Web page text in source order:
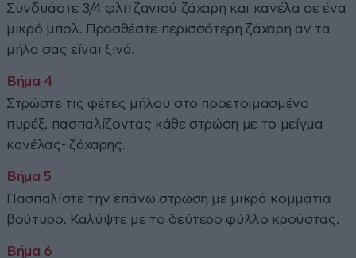
Συνδυάστε 3/4 φλιτζανιού ζάχαρη και κανέλα σε ένα
μικρό μπολ. Προσθέστε περισσότερη ζάχαρη αν τα
μήλα σας είναι ξινά.
Στρώστε τις φέτες μήλου στο προετοιμασμένο
πυρέξ, πασπαλίζοντας κάθε στρώση με το μείγμα
κανέλας- ζάχαρης.
Πασπαλίστε την επάνω στρώση με μικρά κομμάτια
βούτυρο. Καλύψτε με το δεύτερο φύλλο κρούστας.